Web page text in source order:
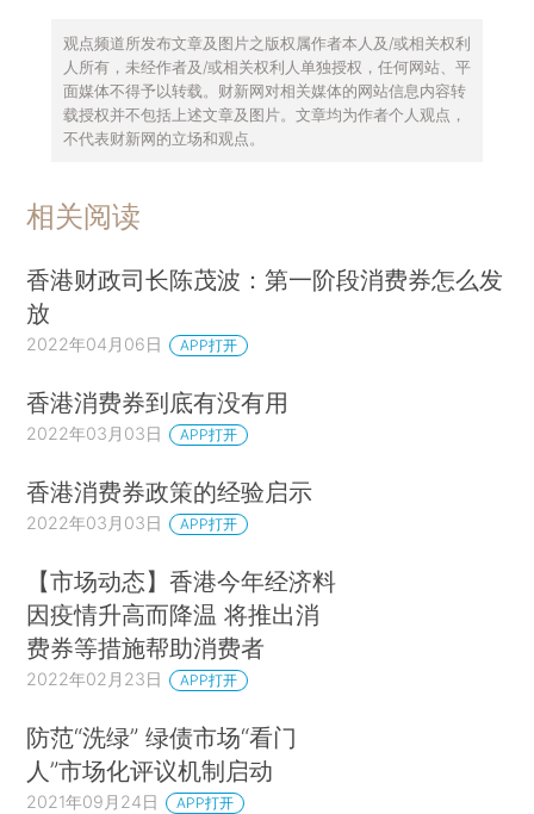
观点频道所发布文章及图片之版权属作者本人及/或相关权利
人所有，未经作者及/或相关权利人单独授权，任何网站、平
面媒体不得予以转载。财新网对相关媒体的网站信息内容转
载授权并不包括上述文章及图片。文章均为作者个人观点，
不代表财新网的立场和观点。
相关阅读
香港财政司长陈茂波：第一阶段消费券怎么发
放
2022年04月06日 APP打开
香港消费券到底有没有用
2022年03月03日 APP打开
香港消费券政策的经验启示
2022年03月03日 APP打开
【市场动态】香港今年经济料
因疫情升高而降温 将推出消
费券等措施帮助消费者
2022年02月23日 APP打开
防范“洗绿” 绿债市场“看门
人”市场化评议机制启动
2021年09月24日 APP打开